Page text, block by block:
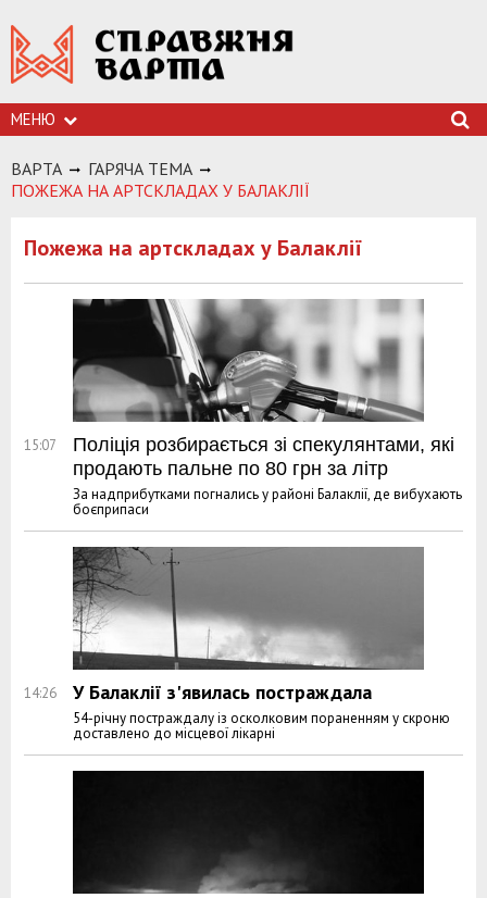
МЕНЮ
ВАРТА
ГАРЯЧА ТЕМА
ПОЖЕЖА НА АРТСКЛАДАХ У БАЛАКЛІЇ
Пожежа на артскладах у Балаклії
15:07
Поліція розбирається зі спекулянтами, які
продають пальне по 80 грн за літр
За надприбутками погнались у районі Балаклії, де вибухають
боєприпаси
14:26 У Балаклії з'явилась постраждала
54-річну постраждалу із осколковим пораненням у скроню
доставлено до місцевої лікарні